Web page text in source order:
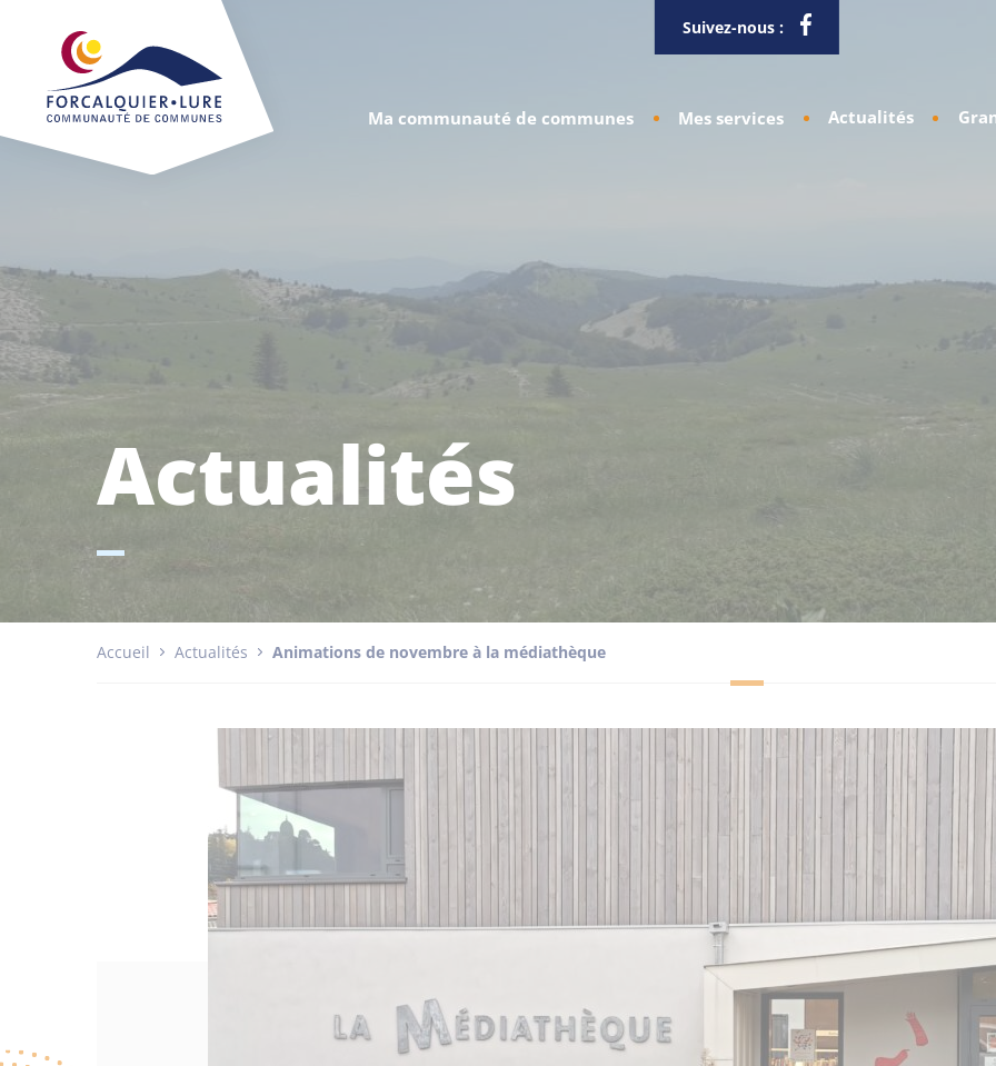
Suivez-nous :
Ma communauté de communes Mes services Actualités
Actualités
Accueil Actualités Animations de novembre à la médiathèque